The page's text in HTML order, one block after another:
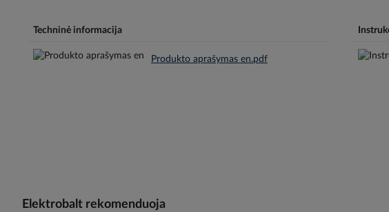
Techninė informacija
Produkto aprašymas en.pdf
Elektrobalt rekomenduoja